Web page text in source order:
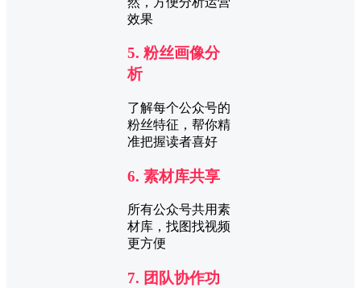
效果
5. 粉丝画像分
析
了解每个公众号的
粉丝特征，帮你精
准把握读者喜好
6. 素材库共享
所有公众号共用素
材库，找图找视频
更方便
7. 团队协作功